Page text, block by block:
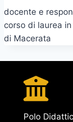
docente e
corso di laurea
di Macerata
Polo